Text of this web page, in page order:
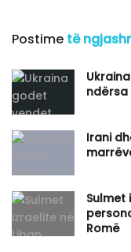
Postime të
ndërsa
Irani
Sulmet
Romë